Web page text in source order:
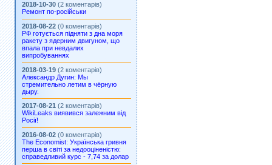
2018-10-30 (2 коментарів)
Ремонт по-російськи
2018-08-22 (0 коментарів)
РФ готується підняти з дна моря
ракету з ядерним двигуном, що
впала при невдалих
випробуваннях
2018-03-19 (2 коментарів)
Александр Дугин: Мы
стремительно летим в чёрную
дыру.
2017-08-21 (2 коментарів)
WikiLeaks виявився залежним від
Росії!
2016-08-02 (0 коментарів)
The Economist: Українська гривня
перша в світі за недооціненістю:
справедливий курс - 7,74 за долар